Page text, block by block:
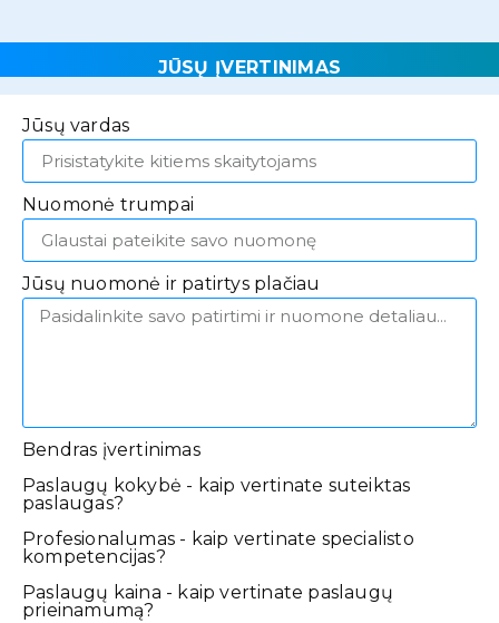
JŪSŲ ĮVERTINIMAS
Jūsų vardas
Nuomonė trumpai
Jūsų nuomonė ir patirtys plačiau
Bendras įvertinimas
Paslaugų kokybė - kaip vertinate suteiktas
paslaugas?
Profesionalumas - kaip vertinate specialisto
kompetencijas?
Paslaugų kaina - kaip vertinate paslaugų
prieinamumą?